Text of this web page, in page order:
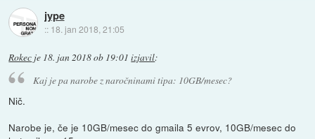
jype
:: 18. jan 2018, 21:05
Rokec je 18. jan 2018 ob 19:01 izjavil:
Kaj je pa narobe z naročninami tipa: 10GB/mesec?
Nič.
Narobe je, če je 10GB/mesec do gmaila 5 evrov, 10GB/mesec do